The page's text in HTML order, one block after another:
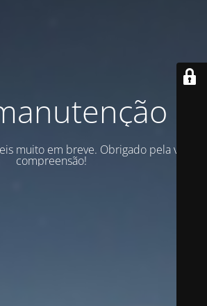
muito em breve. Obrigado pela vossa
compreensão!